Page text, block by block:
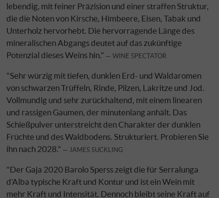
lebendig, mit feiner Präzision und einer straffen Struktur,
die die Noten von Kirsche, Himbeere, Eisen, Tabak und
Unterholz hervorhebt. Die hervorragende Länge des
mineralischen Abgangs deutet auf das zukünftige
Potenzial dieses Weins hin."
WINE SPECTATOR
"Sehr würzig mit tiefen, dunklen Erd- und Waldaromen
von schwarzen Trüffeln, Rinde, Pilzen, Lakritze und Jod.
Vollmundig und sehr zurückhaltend, mit einem linearen
und rassigen Gaumen, der minutenlang anhält. Das
Schießpulver unterstreicht den Charakter der dunklen
Früchte und des Waldbodens. Strukturiert. Probieren Sie
ihn nach 2028."
JAMES SUCKLING
"Der Gaja 2020 Barolo Sperss zeigt die für Serralunga
d'Alba typische Kraft und Kontur und ist ein Wein mit
mehr Kraft und Intensität. Dennoch bleibt seine Kraft auf